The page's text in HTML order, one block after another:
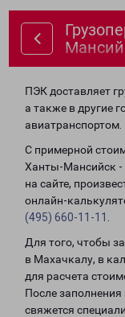
ПЭК доставляет
а также в другие
авиатранспортом.
С примерной
Ханты-Мансийск -
на сайте,
онлайн-
(495) 660-11-11
Для того, чтобы
в Махачкалу, в
для расчета
После заполнения
свяжется